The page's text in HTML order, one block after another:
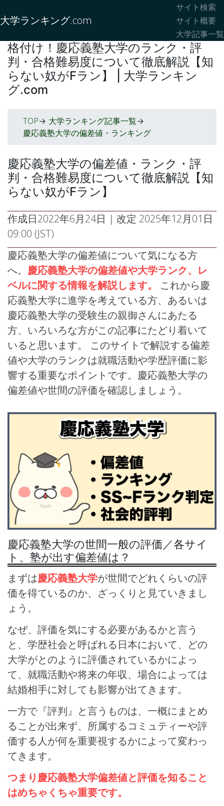
大学ランキング.com
サイト検索
サイト概要
大学記事一覧
格付け！慶応義塾大学のランク・評
判・合格難易度について徹底解説【知
らない奴がFラン】 | 大学ランキン
グ.com
TOP-> 大学ランキング記事一覧->
慶応義塾大学の偏差値・ランキング
慶応義塾大学の偏差値・ランク・評
判・合格難易度について徹底解説【知
らない奴がFラン】
作成日2022年6月24日 | 改定 2025年12月01日
09:00 (JST)
慶応義塾大学の偏差値について気になる方
へ。 慶応義塾大学の偏差値や大学ランク、レ
ベルに関する情報を解説します。
これから慶
応義塾大学に進学を考えている方、あるいは
慶応義塾大学の受験生の親御さんにあたる
方、いろいろな方がこの記事にたどり着いて
いると思います。 このサイトで解説する偏差
値や大学のランクは就職活動や学歴評価に影
響する重要なポイントです。慶応義塾大学の
偏差値や世間の評価を確認しましょう。
慶応義塾大学の世間一般の評価／各サイ
ト、塾が出す偏差値は？
まずは慶応義塾大学が世間でどれくらいの評
価を得ているのか、ざっくりと見ていきまし
ょう。
なぜ、評価を気にする必要があるかと言う
と、学歴社会と呼ばれる日本において、どの
大学がとのように評価されているかによっ
て、就職活動や将来の年収、場合によっては
結婚相手に対しても影響が出てきます。
一方で『評判』と言うものは、一概にまとめ
ることが出来ず、所属するコミュティーや評
価する人が何を重要視するかによって変わっ
てきます。
つまり慶応義塾大学偏差値と評価を知ること
はめちゃくちゃ重要です。